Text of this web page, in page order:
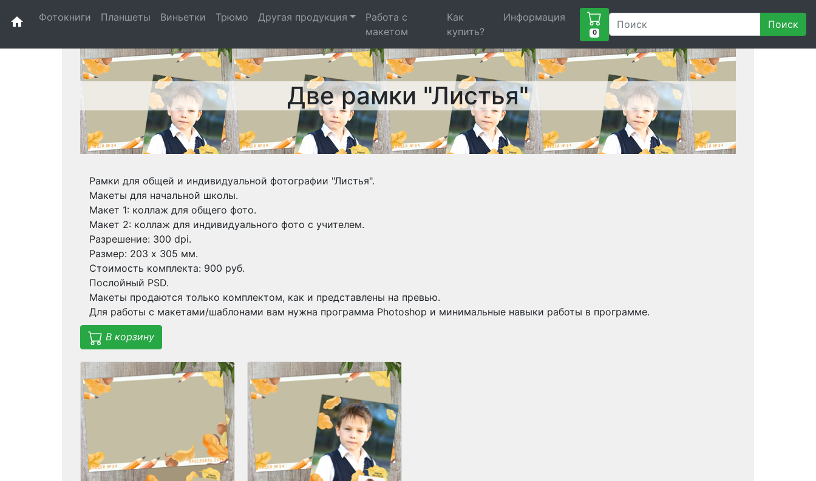
home Фотокниги Планшеты Виньетки Трюмо Другая продукция
Работа с
макетом
Как
купить?
Информация
0
Поиск
Две рамки "Листья"
Рамки для общей и индивидуальной фотографии "Листья".
Макеты для начальной школы.
Макет 1: коллаж для общего фото.
Макет 2: коллаж для индивидуального фото с учителем.
Разрешение: 300 dpi.
Размер: 203 х 305 мм.
Стоимость комплекта: 900 руб.
Послойный PSD.
Макеты продаются только комплектом, как и представлены на превью.
Для работы с макетами/шаблонами вам нужна программа Photoshop и минимальные навыки работы в программе.
В корзину